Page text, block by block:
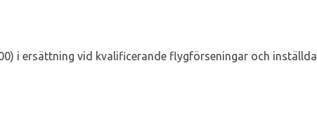
i ersättning vid kvalificerande flygförseningar och inställda